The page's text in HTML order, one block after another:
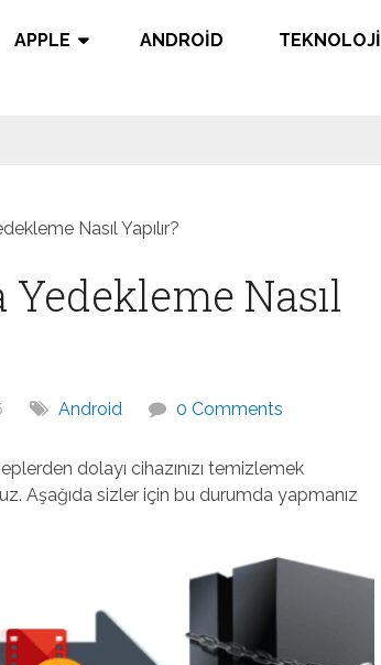
APPLE ANDROID TEKNOLOJI
Nasıl Yapılır?
Nasıl
Android 0 Comments
dolayı cihazınızı temizlemek
Aşağıda sizler için bu durumda yapmanız